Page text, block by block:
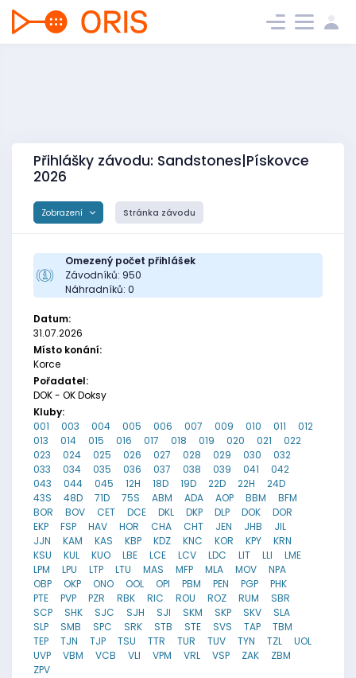
Přihlášky závodu: Sandstones|Pískovce
2026
Zobrazení Stránka závodu
Omezený počet přihlášek
Závodníků: 950
Náhradníků: 0
Datum:
31.07.2026
Místo konání:
Korce
Pořadatel:
DOK - OK Doksy
Kluby:
001
003 004 005 006 007 009 010 011
012
013
014 015 016 017 018 019 020 021
022
023
024 025 026 027 028 029 030
032
033
034 035 036 037 038 039 041
042
043
044 045 12H 18D 19D 22D 22H
24D
43S
48D 71D 75S ABM ADA AOP BBM
BFM
BOR
BOV CET DCE DKL DKP DLP DOK
DOR
EKP
FSP HAV HOR CHA CHT JEN JHB
JIL
JJN
KAM KAS KBP KDZ KNC KOR KPY
KRN
KSU
KUL KUO LBE LCE LCV LDC LIT LLI
LME
LPM
LPU LTP LTU MAS MFP MLA MOV
NPA
OBP
OKP ONO OOL OPI PBM PEN PGP
PHK
PTE
PVP PZR RBK RIC ROU ROZ RUM
SBR
SCP
SHK SJC SJH SJI SKM SKP SKV
SLA
SLP
SMB SPC SRK STB STE SVS TAP
TBM
TEP
TJN TJP TSU TTR TUR TUV TYN TZL
UOL
UVP
VBM VCB VLI VPM VRL VSP ZAK
ZBM
ZPV